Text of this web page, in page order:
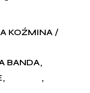
KOŹMINA /
BANDA